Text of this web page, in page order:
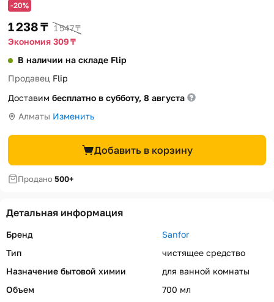
-20%
1 238 ₸ 1 547 ₸
Экономия 309 ₸
В наличии на складе Flip
Продавец Flip
Доставим бесплатно в субботу, 8 августа
Алматы Изменить
Добавить в корзину
Продано500+
Детальная информация
Бренд
Sanfor
Тип
чистящее средство
Назначение бытовой химии
для ванной комнаты
Объем
700 мл